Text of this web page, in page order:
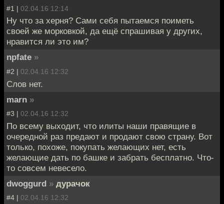
#1 | 02.04.16 12:14
Ну что за херня? Сами себя пытаемся поиметь
своей же морковкой, да ещё спрашивая у других,
нравится ли это им?
npfate »
#2 | 02.04.16 12:32
Слов нет.
marn »
#3 | 02.04.16 12:32
По всему выходит, что илиты наши правящие в
очередной раз предают и продают свою страну. Вот
только, похоже, покупать желающих нет, есть
желающие дать по башке и забрать бесплатно. Что-
то совсем невесело.
dwoggurd » дурачок
#4 | 02.04.16 12:32